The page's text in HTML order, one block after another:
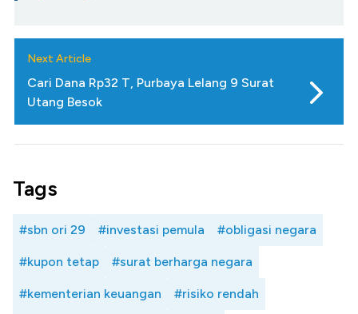
Next Article
Cari Dana Rp32 T, Purbaya Lelang 9 Surat
Utang Besok
Tags
#sbn ori 29 #investasi pemula #obligasi negara
#kupon tetap #surat berharga negara
#kementerian keuangan #risiko rendah